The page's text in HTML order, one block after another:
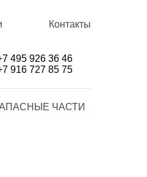
Контакты
495 926 36 46
916 727 85 75
ЧАСТИ